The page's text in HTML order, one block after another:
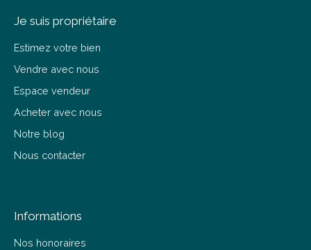
Je suis propriétaire
Estimez votre bien
Vendre avec nous
Espace vendeur
Acheter avec nous
Notre blog
Nous contacter
Informations
Nos honoraires